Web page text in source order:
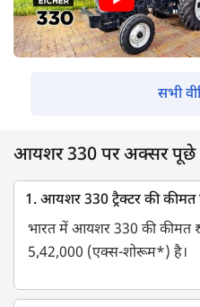
सभी
आयशर 330 पर अक्सर पूछे
1. आयशर 330 ट्रैक्टर की कीमत
भारत में आयशर 330 की कीमत
5,42,000 (एक्स-शोरूम*) है।